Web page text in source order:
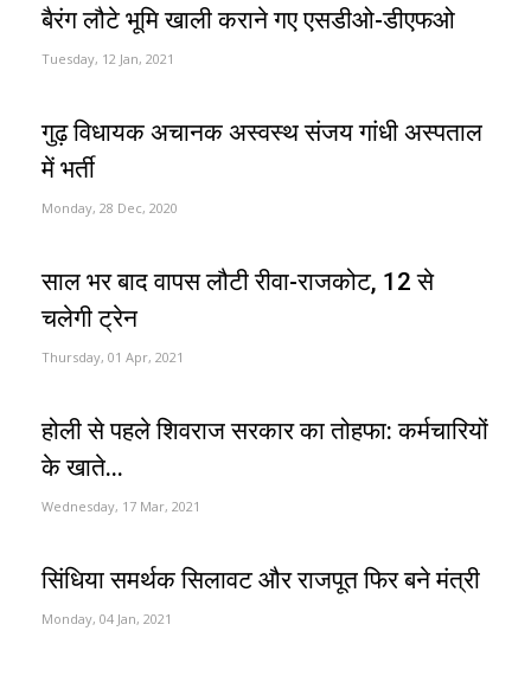
बैरंग लौटे भूमि खाली कराने गए एसडीओ-डीएफओ
Tuesday, 12 Jan, 2021
गुढ़ विधायक अचानक अस्वस्थ संजय गांधी अस्पताल
में भर्ती
Monday, 28 Dec, 2020
साल भर बाद वापस लौटी रीवा-राजकोट, 12 से
चलेगी ट्रेन
Thursday, 01 Apr, 2021
होली से पहले शिवराज सरकार का तोहफा: कर्मचारियों
के खाते...
Wednesday, 17 Mar, 2021
सिंधिया समर्थक सिलावट और राजपूत फिर बने मंत्री
Monday, 04 Jan, 2021